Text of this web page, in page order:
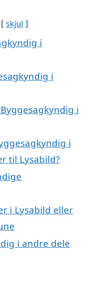
skjul
i
i
i
i
til Lysabild?
i Lysabild eller
i andre dele